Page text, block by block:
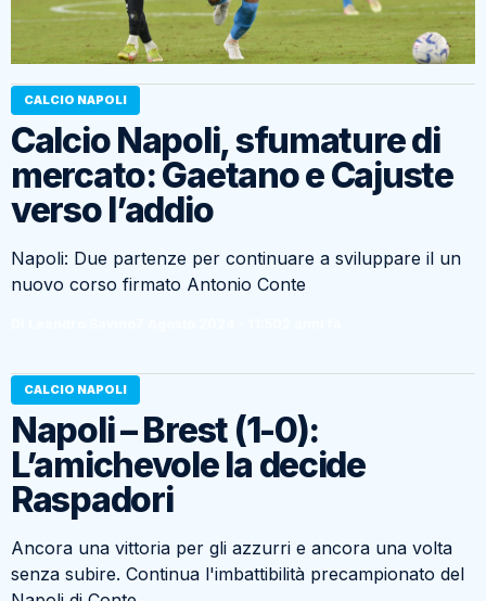
CALCIO NAPOLI
Calcio Napoli, sfumature di
mercato: Gaetano e Cajuste
verso l’addio
Napoli: Due partenze per continuare a sviluppare il un
nuovo corso firmato Antonio Conte
CALCIO NAPOLI
Napoli – Brest (1-0):
L’amichevole la decide
Raspadori
Ancora una vittoria per gli azzurri e ancora una volta
senza subire. Continua l'imbattibilità precampionato del